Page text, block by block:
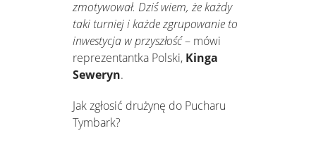
zmotywował. Dziś wiem, że każdy
taki turniej i każde zgrupowanie to
inwestycja w przyszłość– mówi
reprezentantka Polski, Kinga
Seweryn.
Jak zgłosić drużynę do Pucharu
Tymbark?